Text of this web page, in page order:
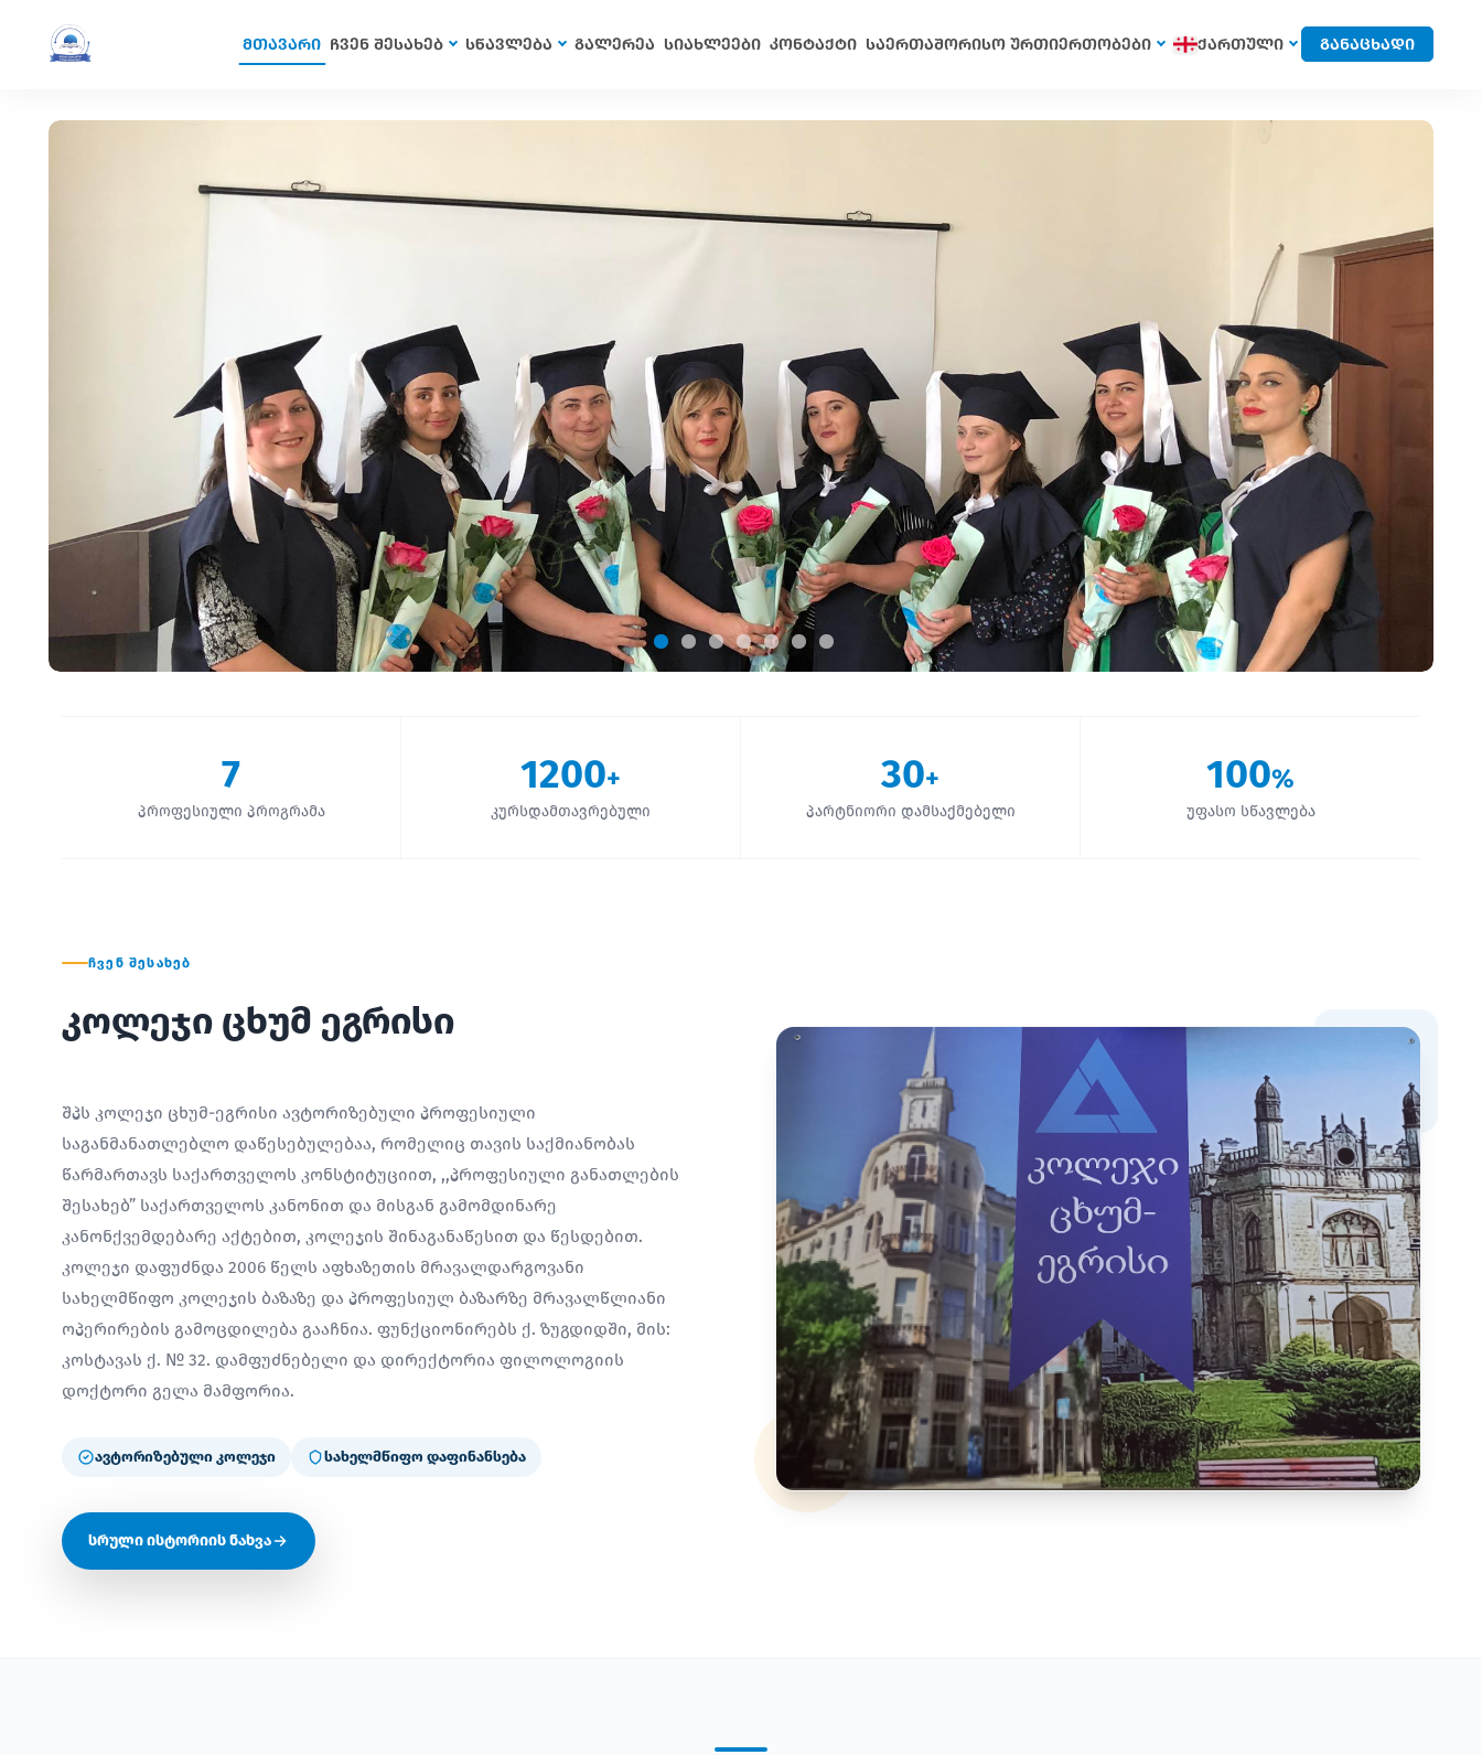
მთავარი ჩვენ შესახებ სწავლება გალერეა სიახლეები კონტაქტი საერთაშორისო ურთიერთობები ქართული განაცხადი
7
პროფესიული პროგრამა
1200+
კურსდამთავრებული
30+
პარტნიორი დამსაქმებელი
100%
უფასო სწავლება
ᲩᲕᲔᲜ ᲨᲔᲡᲐᲮᲔᲑ
კოლეჯი ცხუმ ეგრისი
შპს კოლეჯი ცხუმ-ეგრისი ავტორიზებული პროფესიული
საგანმანათლებლო დაწესებულებაა, რომელიც თავის საქმიანობას
წარმართავს საქართველოს კონსტიტუციით, ,,პროფესიული განათლების
შესახებ” საქართველოს კანონით და მისგან გამომდინარე
კანონქვემდებარე აქტებით, კოლეჯის შინაგანაწესით და წესდებით.
კოლეჯი დაფუძნდა 2006 წელს აფხაზეთის მრავალდარგოვანი
სახელმწიფო კოლეჯის ბაზაზე და პროფესიულ ბაზარზე მრავალწლიანი
ოპერირების გამოცდილება გააჩნია. ფუნქციონირებს ქ. ზუგდიდში, მის:
კოსტავას ქ. № 32. დამფუძნებელი და დირექტორია ფილოლოგიის
დოქტორი გელა მამფორია.
ავტორიზებული კოლეჯი სახელმწიფო დაფინანსება
სრული ისტორიის ნახვა